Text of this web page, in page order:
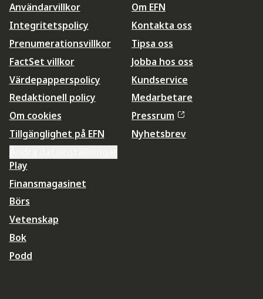
Användarvillkor
Integritetspolicy
Prenumerationsvillkor
FactSet villkor
Värdepapperspolicy
Redaktionell policy
Om cookies
Tillgänglighet på EFN
Om EFN
Kontakta oss
Tipsa oss
Jobba hos oss
Kundservice
Medarbetare
Pressrum
Nyhetsbrev
Play
Finansmagasinet
Börs
Vetenskap
Bok
Podd